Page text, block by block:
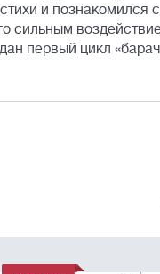
и
сильным
первый цикл